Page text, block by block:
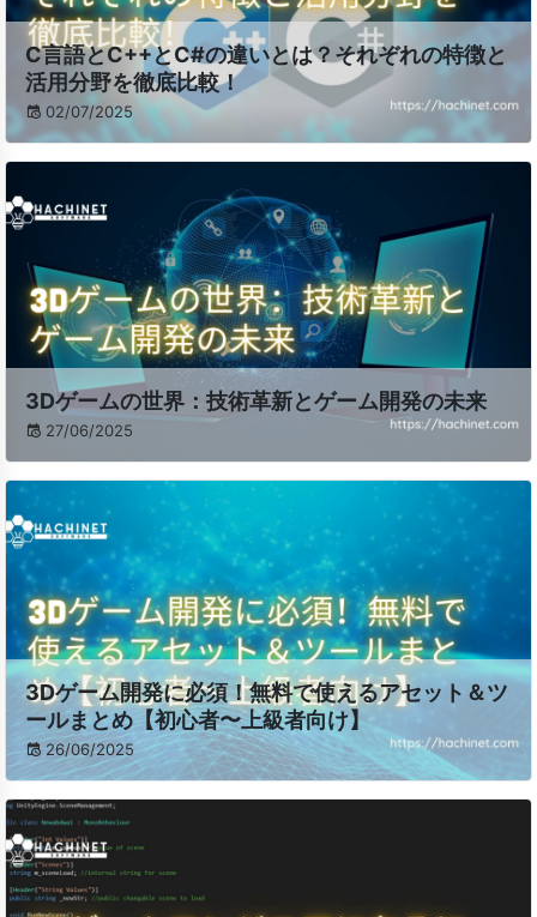
C言語とC++とC#の違いとは？それぞれの特徴と
活用分野を徹底比較！
02/07/2025
3Dゲームの世界：技術革新とゲーム開発の未来
27/06/2025
3Dゲーム開発に必須！無料で使えるアセット＆ツ
ールまとめ【初心者〜上級者向け】
26/06/2025